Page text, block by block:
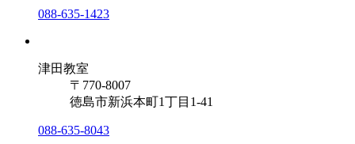
088-635-1423
津田教室
〒770-8007
徳島市新浜本町1丁目1-41
088-635-8043